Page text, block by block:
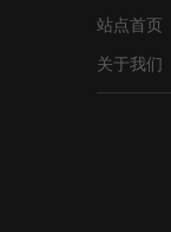
站点首页
关于我们